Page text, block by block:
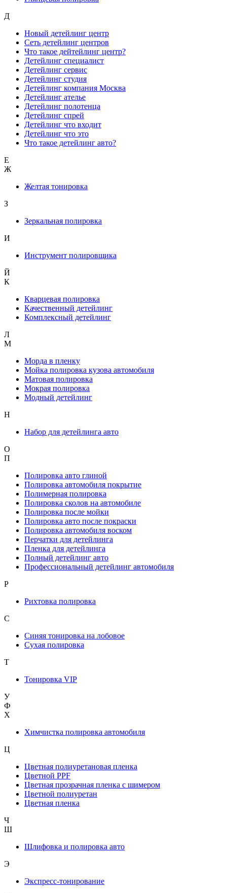
Д
Новый детейлинг центр
Сеть детейлинг центров
Что такое дейтейлинг центр?
Детейлинг специалист
Детейлинг сервис
Детейлинг студия
Детейлинг компания Москва
Детейлинг ателье
Детейлинг полотенца
Детейлинг спрей
Детейлинг что входит
Детейлинг что это
Что такое детейлинг авто?
Е
Ж
Желтая тонировка
З
Зеркальная полировка
И
Инструмент полировщика
Й
К
Кварцевая полировка
Качественный детейлинг
Комплексный детейлинг
Л
М
Морда в пленку
Мойка полировка кузова автомобиля
Матовая полировка
Мокрая полировка
Модный детейлинг
Н
Набор для детейлинга авто
О
П
Полировка авто глиной
Полировка автомобиля покрытие
Полимерная полировка
Полировка сколов на автомобиле
Полировка после мойки
Полировка авто после покраски
Полировка автомобиля воском
Перчатки для детейлинга
Пленка для детейлинга
Полный детейлинг авто
Профессиональный детейлинг автомобиля
Р
Рихтовка полировка
С
Синяя тонировка на лобовое
Сухая полировка
Т
Тонировка VIP
У
Ф
Х
Химчистка полировка автомобиля
Ц
Цветная полиуретановая пленка
Цветной PPF
Цветная прозрачная пленка с шимером
Цветной полиуретан
Цветная пленка
Ч
Ш
Шлифовка и полировка авто
Э
Экспресс-тонирование